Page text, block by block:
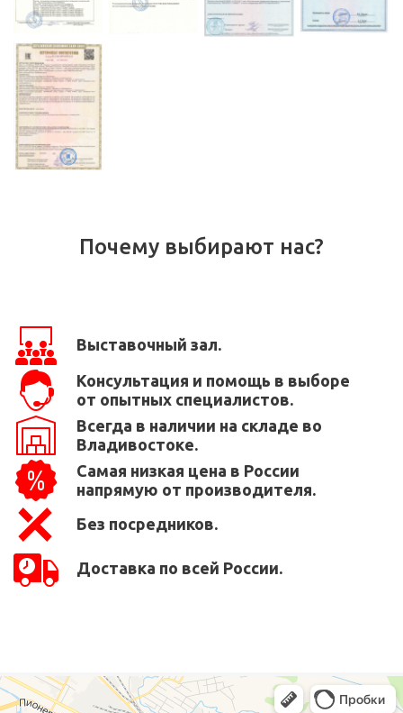
Почему выбирают нас?
Выставочный зал.
Консультация и помощь в выборе
от опытных специалистов.
Всегда в наличии на складе во
Владивостоке.
Самая низкая цена в России
напрямую от производителя.
Без посредников.
Доставка по всей России.